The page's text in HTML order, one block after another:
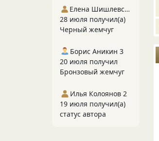
Елена Шишлевская
28 июля получил(а)
Черный жемчуг
Борис Аникин 3
20 июля получил
Бронзовый жемчуг
Илья Колоянов 2
19 июля получил(а)
статус автора